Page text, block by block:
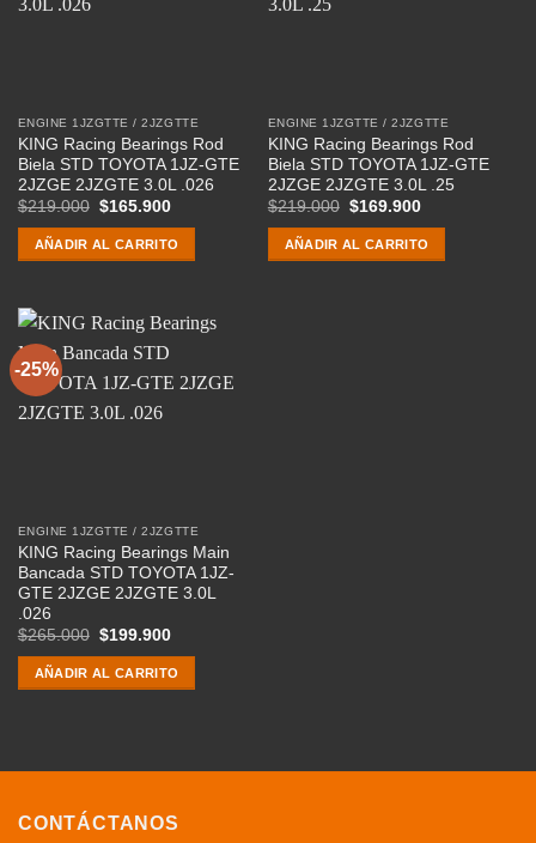
ENGINE 1JZGTTE / 2JZGTTE
KING Racing Bearings Rod
Biela STD TOYOTA 1JZ-GTE
2JZGE 2JZGTE 3.0L .026
$219.000 El
original
era:
$165.900El
actual
es:
AÑADIR AL CARRITO
ENGINE 1JZGTTE / 2JZGTTE
KING Racing Bearings Rod
Biela STD TOYOTA 1JZ-GTE
2JZGE 2JZGTE 3.0L .25
$219.000 El
original
era:
$169.900El
actual
es:
AÑADIR AL CARRITO
-25%
ENGINE 1JZGTTE / 2JZGTTE
KING Racing Bearings Main
Bancada STD TOYOTA 1JZ-
GTE 2JZGE 2JZGTE 3.0L
.026
$265.000 El
original
era:
$199.900El
actual
es:
AÑADIR AL CARRITO
CONTÁCTANOS